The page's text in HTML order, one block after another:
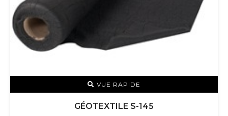
VUE RAPIDE
GÉOTEXTILE S-145